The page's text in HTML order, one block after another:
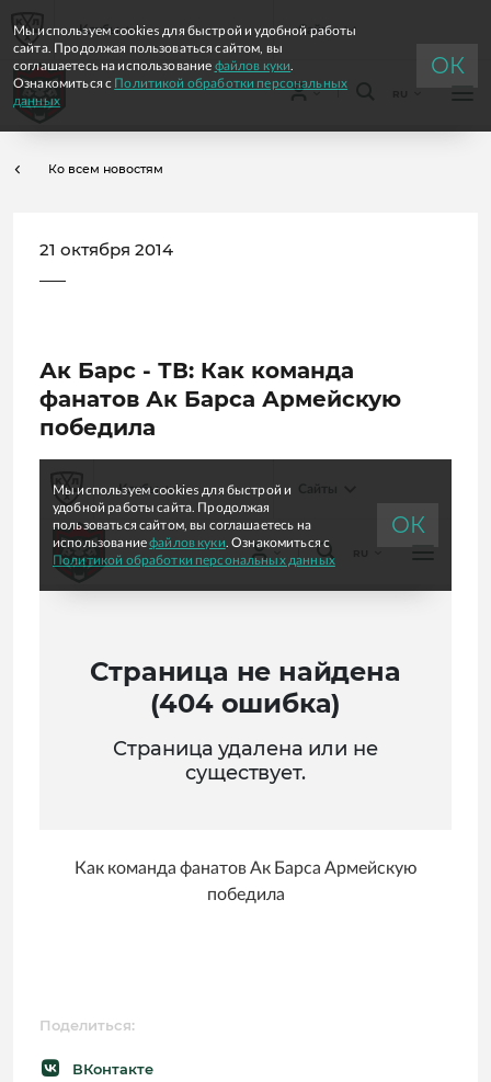
Клубы Сайты
Ко всем новостям
21 октября 2014
Поделиться:
ВКонтакте
Ак Барс - ТВ: Как команда
фанатов Ак Барса Армейскую
победила
Как команда фанатов Ак Барса Армейскую
победила
Мы используем cookies для быстрой и удобной работы
сайта. Продолжая пользоваться сайтом, вы
соглашаетесь на использование файлов куки.
Ознакомиться с Политикой обработки персональных
данных
ОК